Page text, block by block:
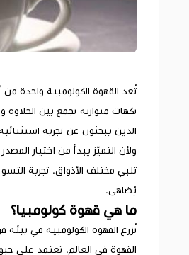
تُعد القهوة الكولومبية واحدة من
نكهات متوازنة تجمع بين
الذين يبحثون عن تجربة
ولأن التميّز يبدأ من اختيار
تلبي مختلف الأذواق. تجربة
يُضاهى.
ما هي قهوة كولومبيا؟
تُزرع القهوة الكولومبية في بيئة